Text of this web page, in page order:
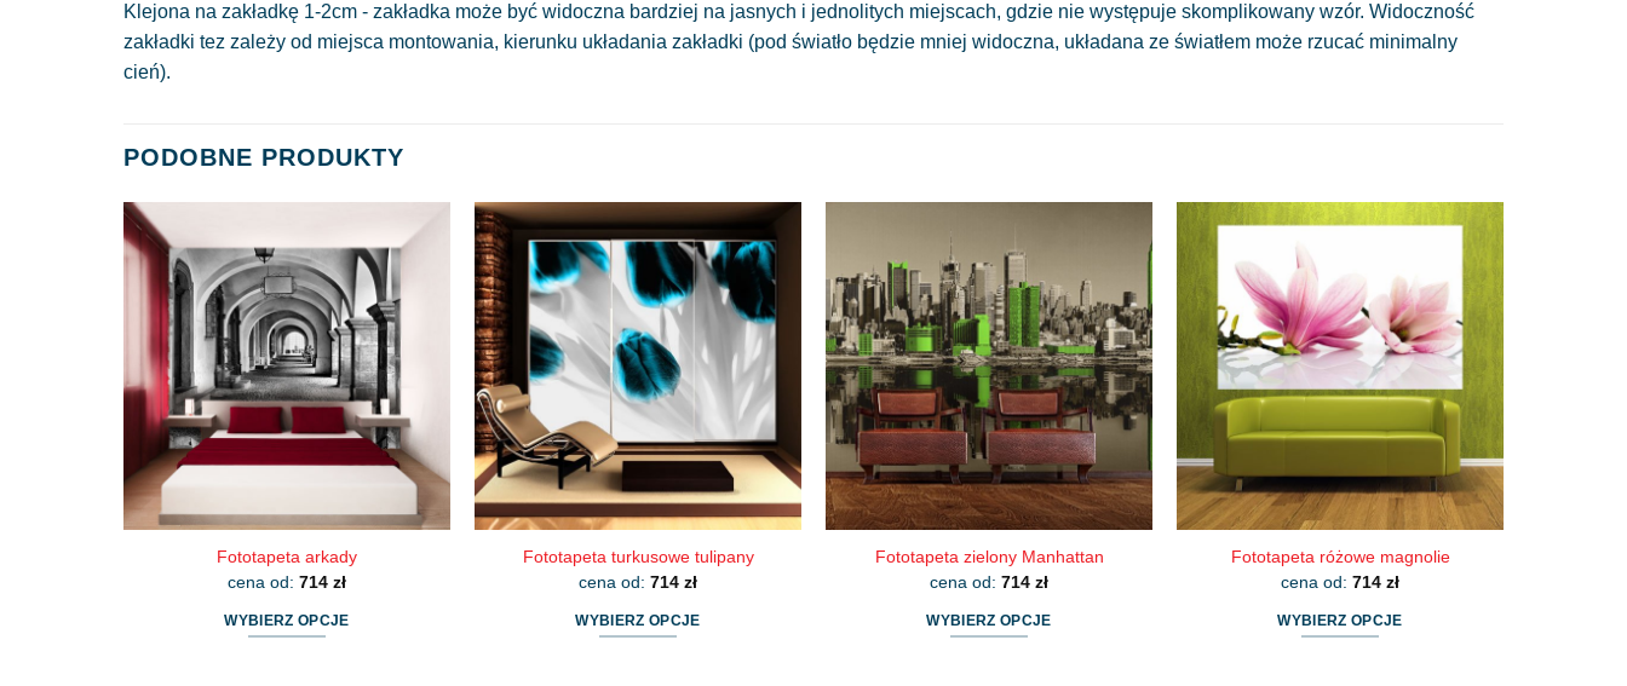
Klejona na zakładkę 1-2cm - zakładka może być widoczna bardziej na jasnych i jednolitych miejscach, gdzie nie występuje skomplikowany wzór. Widoczność
zakładki tez zależy od miejsca montowania, kierunku układania zakładki (pod światło będzie mniej widoczna, układana ze światłem może rzucać minimalny
cień).
PODOBNE PRODUKTY
Fototapeta arkady
cena od: 714 zł
WYBIERZ OPCJE
Fototapeta turkusowe tulipany
cena od: 714 zł
WYBIERZ OPCJE
Fototapeta zielony Manhattan
cena od: 714 zł
WYBIERZ OPCJE
Fototapeta różowe magnolie
cena od: 714 zł
WYBIERZ OPCJE